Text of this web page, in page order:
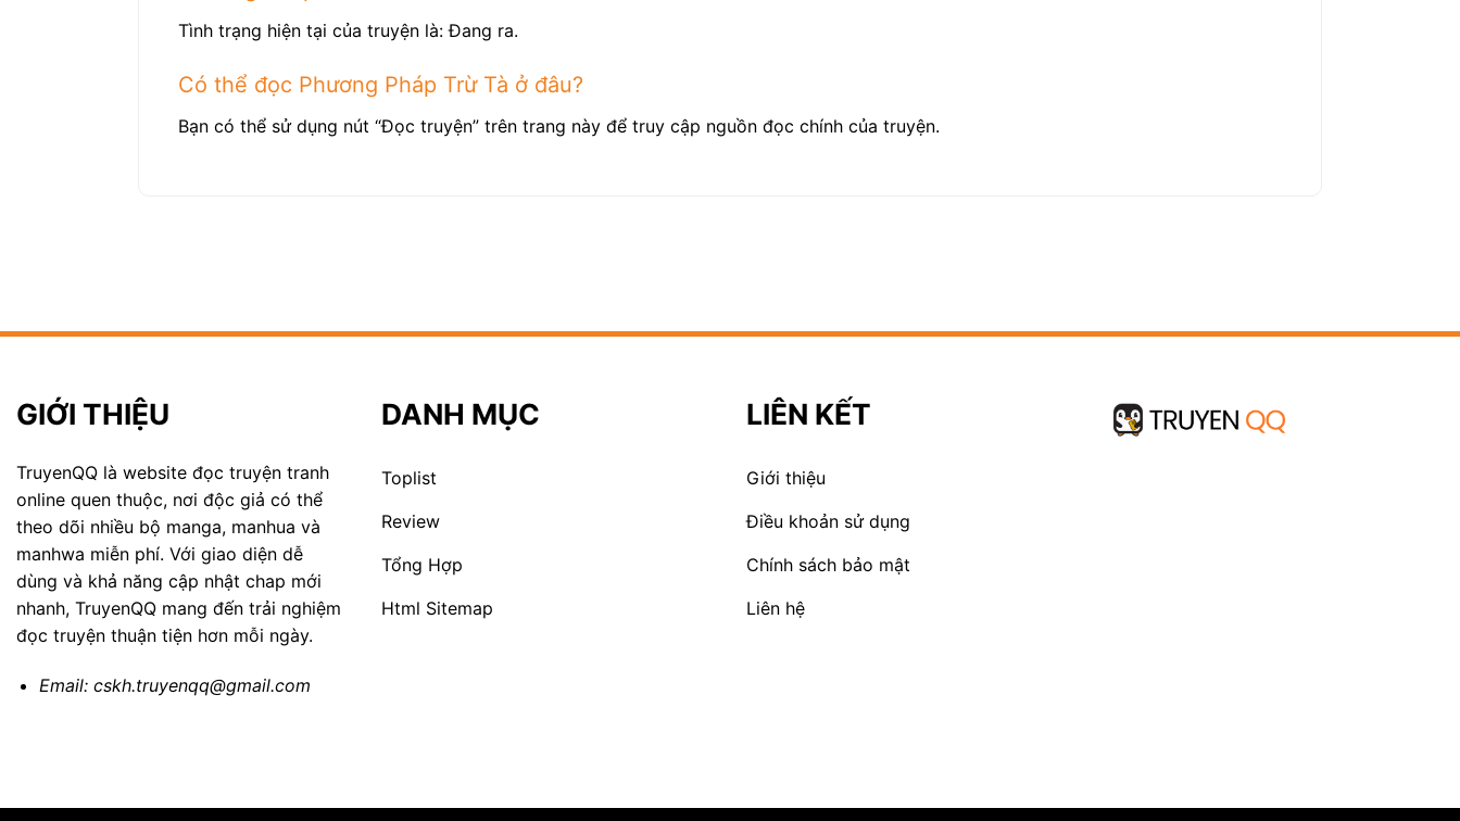
Tình trạng hiện tại của truyện là: Đang ra.
Có thể đọc Phương Pháp Trừ Tà ở đâu?
Bạn có thể sử dụng nút “Đọc truyện” trên trang này để truy cập nguồn đọc chính của truyện.
GIỚI THIỆU
TruyenQQ là website đọc truyện tranh
online quen thuộc, nơi độc giả có thể
theo dõi nhiều bộ manga, manhua và
manhwa miễn phí. Với giao diện dễ
dùng và khả năng cập nhật chap mới
nhanh, TruyenQQ mang đến trải nghiệm
đọc truyện thuận tiện hơn mỗi ngày.
Email: cskh.truyenqq@gmail.com
DANH MỤC
Toplist
Review
Tổng Hợp
Html Sitemap
LIÊN KẾT
Giới thiệu
Điều khoản sử dụng
Chính sách bảo mật
Liên hệ